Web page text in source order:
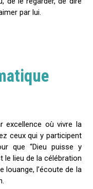
par lui.
excellence où vivre la
ceux qui y participent
que “Dieu puisse y
le lieu de la célébration
louange, l’écoute de la